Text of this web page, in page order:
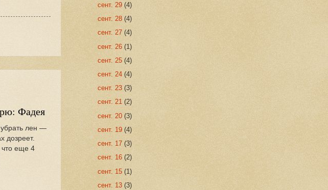
Фадея
лен —
дозреет.
что еще 4
сент. 29 (4)
сент. 28 (4)
сент. 27 (4)
сент. 26 (1)
сент. 25 (4)
сент. 24 (4)
сент. 23 (3)
сент. 21 (2)
сент. 20 (3)
сент. 19 (4)
сент. 17 (3)
сент. 16 (2)
сент. 15 (1)
сент. 13 (3)